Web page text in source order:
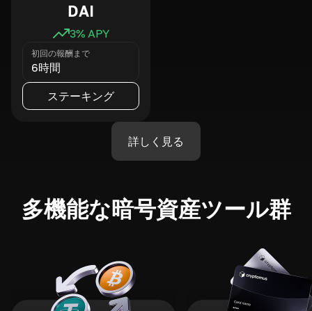
DAI
3% APY
初回の報酬まで
6時間
ステーキング
詳しく見る
多機能な暗号資産ツール群